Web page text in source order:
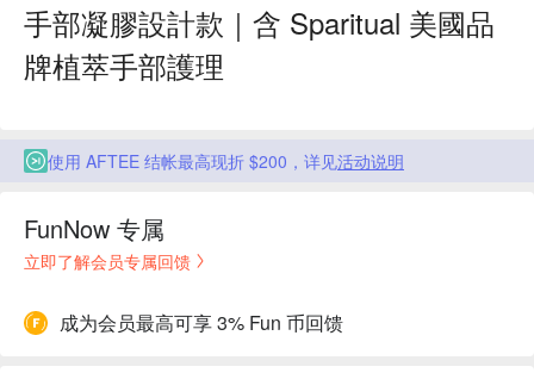
手部凝膠設計款｜含 Sparitual 美國品
牌植萃手部護理
使用 AFTEE 结帐最高现折 $200，详见活动说明
FunNow 专属
立即了解会员专属回馈
成为会员最高可享 3% Fun 币回馈